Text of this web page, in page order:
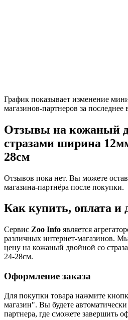
График показывает изменение
магазинов-партнеров за последнее
Отзывы на кожаный
стразами ширина
28см
Отзывов пока нет. Вы можете
магазина-партнёра после покупки.
Как купить, оплата и
Сервис Zoo Info является
различных интернет-магазинов.
цену на кожаный двойной со
24-28см.
Оформление заказа
Для покупки товара нажмите
магазин". Вы будете
партнера, где сможете завершить